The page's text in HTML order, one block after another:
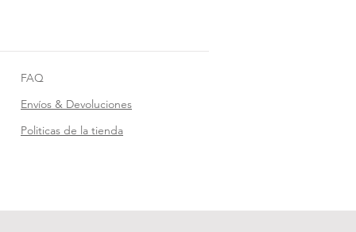
FAQ
Envíos & Devoluciones
Politicas de la tienda